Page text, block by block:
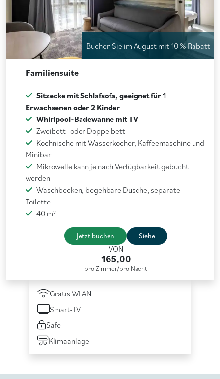
Buchen Sie im August mit 10 % Rabatt
Familiensuite
Sitzecke mit Schlafsofa, geeignet für 1
Erwachsenen oder 2 Kinder
Whirlpool-Badewanne mit TV
Zweibett- oder Doppelbett
Kochnische mit Wasserkocher, Kaffeemaschine und
Minibar
Mikrowelle kann je nach Verfügbarkeit gebucht
werden
Waschbecken, begehbare Dusche, separate
Toilette
40 m²
Jetzt buchen Siehe
VON
165,00
pro Zimmer/pro Nacht
Gratis WLAN
Smart-TV
Safe
Klimaanlage